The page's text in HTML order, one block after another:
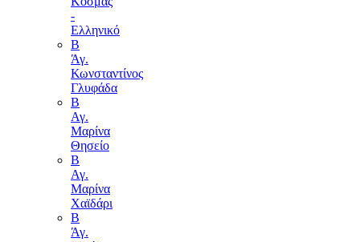
-
Ελληνικό
Β
Άγ.
Κωνσταντίνος
Γλυφάδα
Β
Αγ.
Μαρίνα
Θησείο
Β
Αγ.
Μαρίνα
Χαϊδάρι
Β
Άγ.